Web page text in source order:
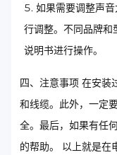
如果需要调整声
行调整。不同品牌和
说明书进行操作。
四、注意事项 在安装
和线缆。此外，一定
全。最后，如果有任
的帮助。 以上就是在